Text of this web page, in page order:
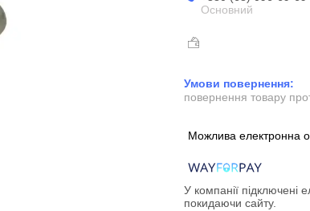
Основний
повернення товару
У компанії підключені
покидаючи сайту.